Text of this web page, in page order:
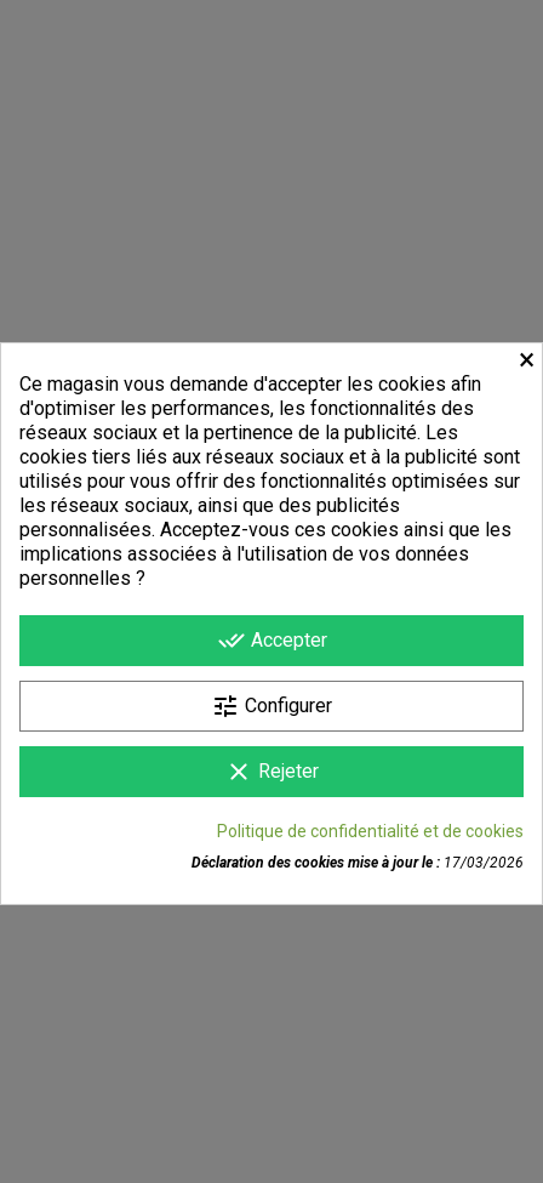
×
Ce magasin vous demande d'accepter les cookies afin
d'optimiser les performances, les fonctionnalités des
réseaux sociaux et la pertinence de la publicité. Les
cookies tiers liés aux réseaux sociaux et à la publicité sont
utilisés pour vous offrir des fonctionnalités optimisées sur
les réseaux sociaux, ainsi que des publicités
personnalisées. Acceptez-vous ces cookies ainsi que les
implications associées à l'utilisation de vos données
personnelles ?
done_all Accepter
tune Configurer
clear Rejeter
Politique de confidentialité et de cookies
Déclaration des cookies mise à jour le : 17/03/2026